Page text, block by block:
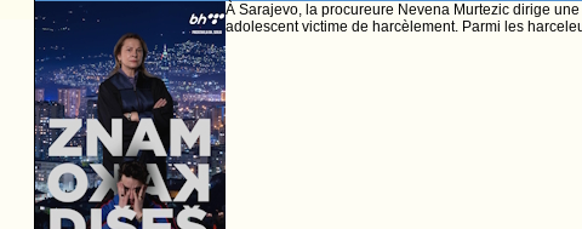
À Sarajevo, la procureure Nevena Murtezic dirige
adolescent victime de harcèlement. Parmi les